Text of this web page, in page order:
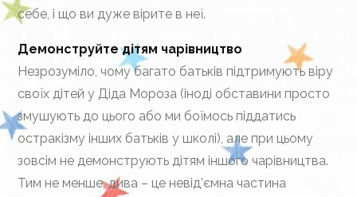
себе, і що ви дуже вірите в неї.
Демонструйте дітям чарівництво
Незрозуміло, чому багато батьків підтримують віру
своїх дітей у Діда Мороза (іноді обставини просто
змушують до цього або ми боїмось піддатись
остракізму інших батьків у школі), але при цьому
зовсім не демонструють дітям іншого чарівництва.
Тим не менше, дива – це невід’ємна частина